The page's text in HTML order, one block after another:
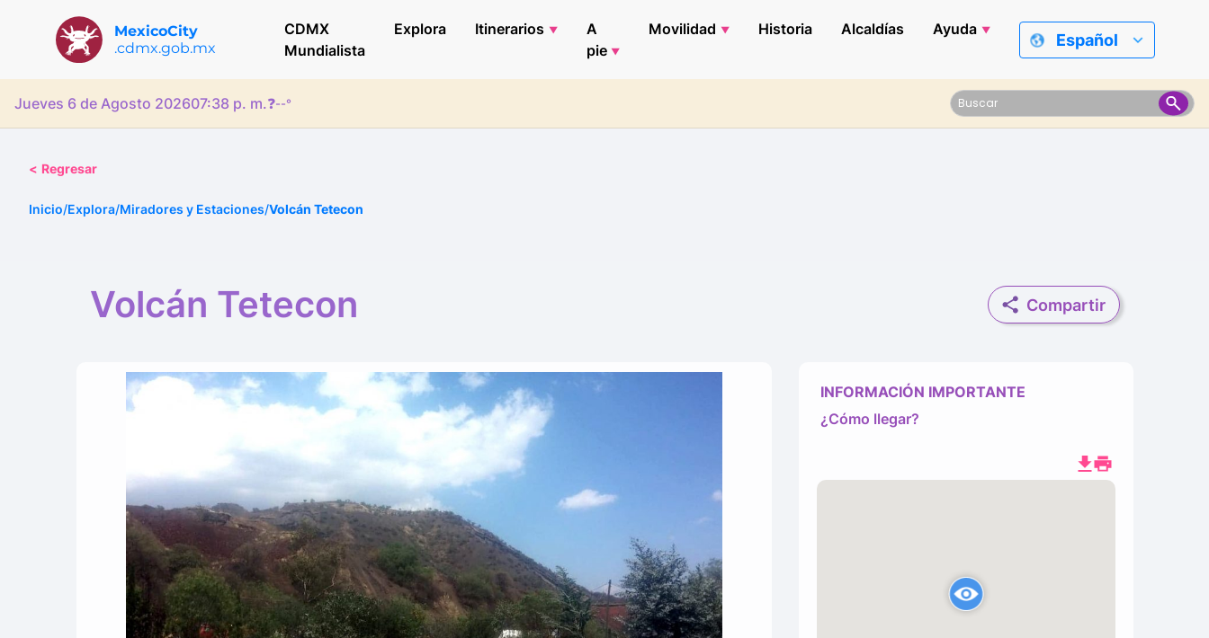
MexicoCity
.cdmx.gob.mx
CDMX
Mundialista
Explora Itinerarios
A
pie
Movilidad Historia Alcaldías Ayuda
Español
Jueves 6 de Agosto 202607:38 p. m.❓--°
< Regresar
Inicio/Explora/Miradores y Estaciones/Volcán Tetecon
Volcán Tetecon Compartir
INFORMACIÓN IMPORTANTE
¿Cómo llegar?